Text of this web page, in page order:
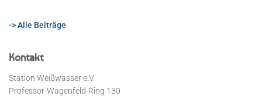
-> Alle Beiträge
Kontakt
Station Weißwasser e.V.
Professor-Wagenfeld-Ring 130